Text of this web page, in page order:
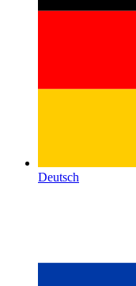
Deutsch